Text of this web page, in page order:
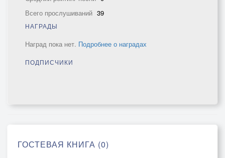
Всего прослушиваний 39
НАГРАДЫ
Наград пока нет. Подробнее о наградах
ПОДПИСЧИКИ
ГОСТЕВАЯ КНИГА (0)